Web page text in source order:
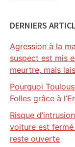
DERNIERS
Agression à la
suspect est mis
meurtre, mais
Pourquoi
Folles grâce à
Risque
voiture est fermé
reste ouverte